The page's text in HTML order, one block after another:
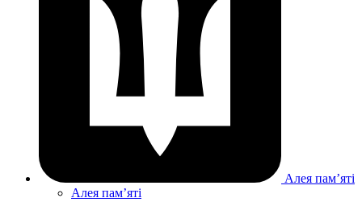
Алея памʼяті
Алея памʼяті